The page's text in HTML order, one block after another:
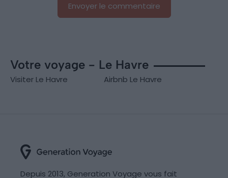
Votre voyage - Le Havre
Visiter Le Havre Airbnb Le Havre
Depuis 2013, Generation Voyage vous fait